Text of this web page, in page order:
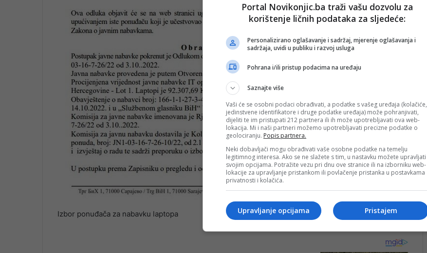
Izbor ponuđača za nabavku laptopa
Portal Novikonjic.ba traži vašu dozvolu za
korištenje ličnih podataka za sljedeće:
Personalizirano oglašavanje i sadržaj, mjerenje oglašavanja i
sadržaja, uvidi u publiku i razvoj usluga
Pohrana i/ili pristup podacima na uređaju
Saznajte više
Vaši će se osobni podaci obrađivati, a podatke s vašeg uređaja (kolačiće,
jedinstvene identifikatore i druge podatke uređaja) može pohranjivati,
dijeliti te im pristupati 212 partnera ili ih može upotrebljavati ova web-
lokacija. Mi i naši partneri možemo upotrebljavati precizne podatke o
geolociranju. Popis partnera.
Neki dobavljači mogu obrađivati vaše osobne podatke na temelju
legitimnog interesa. Ako se ne slažete s tim, u nastavku možete upravljati
svojim opcijama. Potražite vezu pri dnu ove stranice ili na izborniku web-
lokacije za upravljanje pristankom ili povlačenje pristanka u postavkama
privatnosti i kolačića.
Pristajem
Upravljanje opcijama